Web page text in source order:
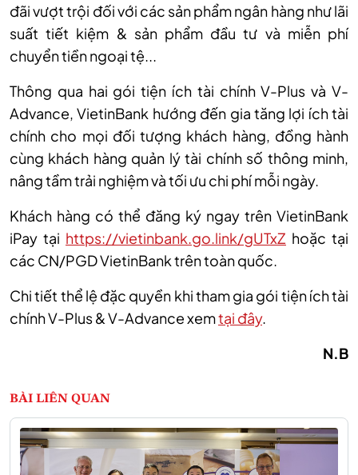
đãi vượt trội đối với các sản phẩm ngân hàng như lãi
suất tiết kiệm & sản phẩm đầu tư và miễn phí
chuyển tiền ngoại tệ...
Thông qua hai gói tiện ích tài chính V-Plus và V-
Advance, VietinBank hướng đến gia tăng lợi ích tài
chính cho mọi đối tượng khách hàng, đồng hành
cùng khách hàng quản lý tài chính số thông minh,
nâng tầm trải nghiệm và tối ưu chi phí mỗi ngày.
Khách hàng có thể đăng ký ngay trên VietinBank
iPay tại https://vietinbank.go.link/gUTxZ hoặc tại
các CN/PGD VietinBank trên toàn quốc.
Chi tiết thể lệ đặc quyền khi tham gia gói tiện ích tài
chính V-Plus & V-Advance xemtại đây.
N.B
BÀI LIÊN QUAN